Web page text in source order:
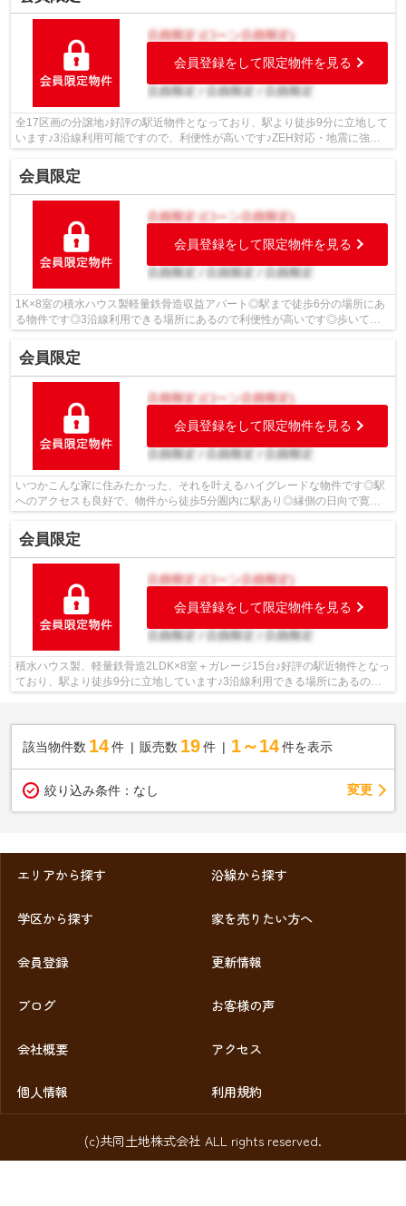
会員登録をして限定物件を見る
全17区画の分譲地♪好評の駅近物件となっており、駅より徒歩9分に立地して
います♪3沿線利用可能ですので、利便性が高いです♪ZEH対応・地震に強い
モノコック構造の三井ホーム製のお家に...
会員限定
会員登録をして限定物件を見る
1K×8室の積水ハウス製軽量鉄骨造収益アパート◎駅まで徒歩6分の場所にあ
る物件です◎3沿線利用できる場所にあるので利便性が高いです◎歩いて
388mの場所に、業務スーパー御陵店があります...
会員限定
会員登録をして限定物件を見る
いつかこんな家に住みたかった、それを叶えるハイグレードな物件です◎駅
へのアクセスも良好で、物件から徒歩5分圏内に駅あり◎縁側の日向で寛い
だり、庭からの景色を楽しむことができま...
会員限定
会員登録をして限定物件を見る
積水ハウス製、軽量鉄骨造2LDK×8室＋ガレージ15台♪好評の駅近物件となっ
ており、駅より徒歩9分に立地しています♪3沿線利用できる場所にあるので
該当物件数 14件 販売数 19 件 1～14 件を表示
絞り込み条件： なし 変更
エリアから探す 沿線から探す
学区から探す 家を売りたい方へ
会員登録 更新情報
ブログ お客様の声
会社概要 アクセス
個人情報 利用規約
(c)共同土地株式会社 ALL rights reserved.